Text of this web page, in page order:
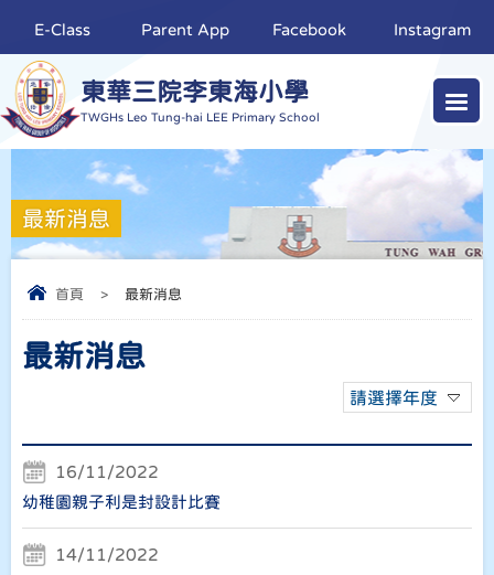
東華三院李東海小學
TWGHs Leo Tung-hai LEE Primary School
E-Class Parent App Facebook Instagram
最新消息
首頁 > 最新消息
最新消息
請選擇年度
16/11/2022
幼稚園親子利是封設計比賽
14/11/2022